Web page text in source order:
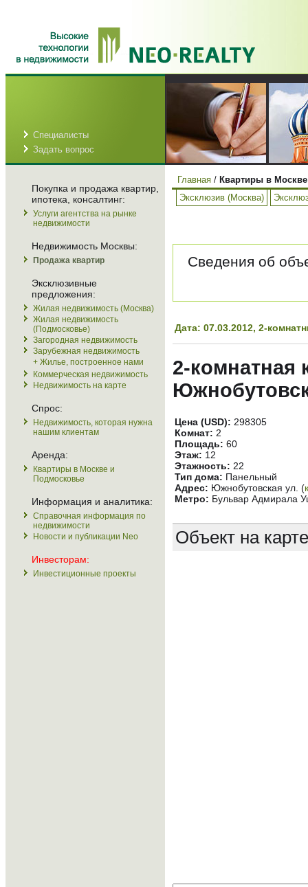
Специалисты
Задать вопрос
Покупка и продажа квартир,
ипотека, консалтинг:
Услуги агентства на рынке
недвижимости
Недвижимость Москвы:
Продажа квартир
Эксклюзивные
предложения:
Жилая недвижимость (Москва)
Жилая недвижимость
(Подмосковье)
Загородная недвижимость
Зарубежная недвижимость
+ Жилье, построенное нами
Коммерческая недвижимость
Недвижимость на карте
Спрос:
Недвижимость, которая нужна
нашим клиентам
Аренда:
Квартиры в Москве и
Подмосковье
Информация и аналитика:
Справочная информация по
недвижимости
Новости и публикации Neo
Инвесторам:
Инвестиционные проекты
Главная / Квартиры в
Эксклюзив (Москва)
Сведения об
Дата: 07.03.2012, 2-
2-комнатная
Цена (USD): 298305
Комнат: 2
Площадь: 60
Этаж: 12
Этажность: 22
Тип дома: Панельный
Адрес: Южнобутовская ул. (
Метро: Бульвар Адмирала
Объект на карте